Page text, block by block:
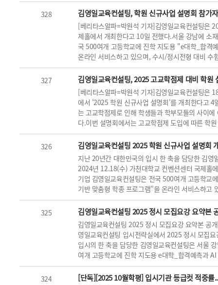
328 김영일교육컨설팅, 학원 신규사업 설명회 참가
[베리타스알파=박원석 기자]김영일교육컨설팅은
제홀에서 개최한다고 10일 전했다.서울 강남에 소
국 500여개 고등학교에 진학 지도용 "e대학_합격
온라인 서비스하고 있으며, 수시/정시전형 대비 수
327 김영일교육컨설팅, 2025 고교학점제 대비 학원
[베리타스알파=박원석 기자]김영일교육컨설팅은
에서 '2025 학원 신규사업 설명회'를 개최한다고
는 고교학점제로 인해 학생들과 학부모들의 사이
다.이번 설명회에서는 고교학점제 도입에 따른 학
326 김영일교육컨설팅 2025 학원 신규사업 설명회
지난 20년간 대한민국의 입시 한 축을 담당한 김
2024년 12.18(수) 가천대학교 컨벤션센터 국제홀
기업 김영일교육컨설팅은 전국 500여개 고등학교
기반 맞춤형 학종 프로그램”을 온라인 서비스하고
325 김영일교육컨설팅 2025 정시 모집요강 요약본
김영일교육컨설팅 2025 정시 모집요강 요약본 공
영일교육컨설팅 입시전략실에서 2025 정시 모집
입시의 한 축을 담당한 김영일교육컨설팅은 서울
여개 고등학교에 진학 지도용 e대학_합격예측과
324 [단독][2025 10월학평] 입시기관 등급컷 적중률